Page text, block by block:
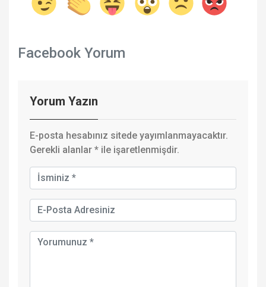
Facebook Yorum
Yorum Yazın
E-posta hesabınız sitede yayımlanmayacaktır.
Gerekli alanlar * ile işaretlenmişdir.